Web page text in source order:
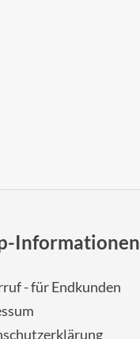
Informationen
- für Endkunden